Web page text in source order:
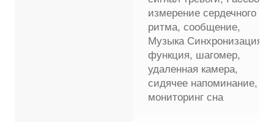
измерение сердечного
ритма, сообщение,
Музыка Синхронизация
функция, шагомер,
удаленная камера,
сидячее напоминание,
мониторинг сна